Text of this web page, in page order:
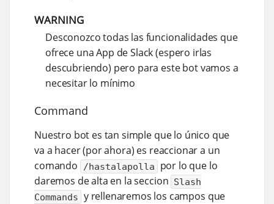
WARNING
Desconozco todas las funcionalidades que
ofrece una App de Slack (espero irlas
descubriendo) pero para este bot vamos a
necesitar lo mínimo
Command
Nuestro bot es tan simple que lo único que
va a hacer (por ahora) es reaccionar a un
comando
/hastalapolla
por lo que lo
daremos de alta en la seccion Slash
Commands y rellenaremos los campos que